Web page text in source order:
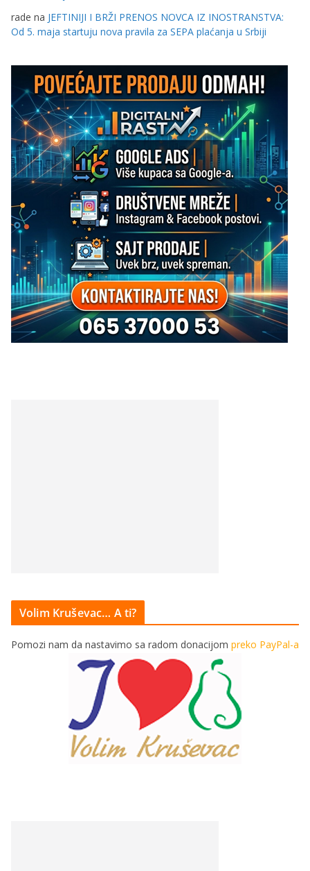
rade na JEFTINIJI I BRŽI PRENOS NOVCA IZ INOSTRANSTVA:
Od 5. maja startuju nova pravila za SEPA plaćanja u Srbiji
Volim Kruševac… A ti?
Pomozi nam da nastavimo sa radom donacijom preko PayPal-a